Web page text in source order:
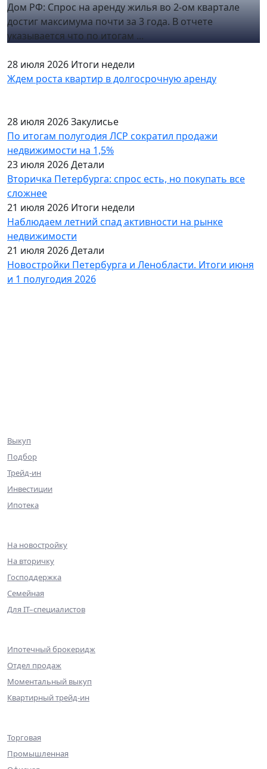
Дом РФ: Спрос на аренду жилья во 2-ом квартале
достиг максимума почти за 3 года. В отчете
указывается что по итогам ...
28 июля 2026 Итоги недели
Ждем роста квартир в долгосрочную аренду
28 июля 2026Закулисье
По итогам полугодия ЛСР сократил продажи
недвижимости на 1,5%
23 июля 2026Детали
Вторичка Петербурга: спрос есть, но покупать все
сложнее
21 июля 2026 Итоги недели
Наблюдаем летний спад активности на рынке
недвижимости
21 июля 2026Детали
Новостройки Петербурга и Ленобласти. Итоги июня
и 1 полугодия 2026
Выкуп
Подбор
Трейд-ин
Инвестиции
Ипотека
На новостройку
На вторичку
Господдержка
Семейная
Для IT–специалистов
Ипотечный брокеридж
Отдел продаж
Моментальный выкуп
Квартирный трейд-ин
Торговая
Промышленная